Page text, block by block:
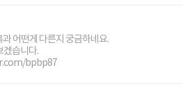
어떤게 다른지 궁금하네요.
겠습니다.
bpbp87